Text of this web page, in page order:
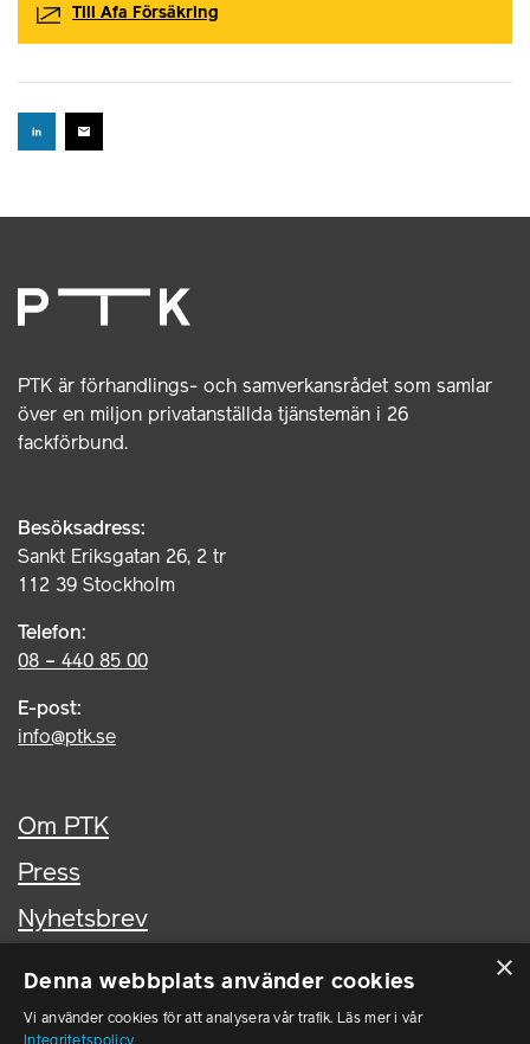
Till Afa Försäkring
PTK är förhandlings- och samverkansrådet som samlar
över en miljon privatanställda tjänstemän i 26
fackförbund.
Besöksadress:
Sankt Eriksgatan 26, 2 tr
112 39 Stockholm
Telefon:
08 – 440 85 00
E-post:
info@ptk.se
Om PTK
Press
Nyhetsbrev
In English
×
Denna webbplats använder cookies
Vi använder cookies för att analysera vår trafik. Läs mer i vår
Integritetspolicy